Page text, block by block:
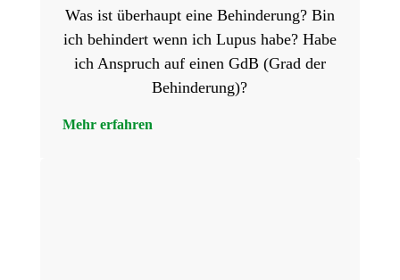
Was ist überhaupt eine Behinderung? Bin
ich behindert wenn ich Lupus habe? Habe
ich Anspruch auf einen GdB (Grad der
Behinderung)?
Mehr erfahren